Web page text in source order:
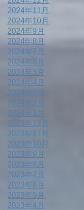
2024年11月
2024年10月
2024年9月
2024年8月
2024年7月
2024年6月
2024年5月
2024年4月
2024年3月
2024年2月
2024年1月
2023年12月
2023年11月
2023年10月
2023年9月
2023年8月
2023年7月
2023年6月
2023年5月
2023年4月